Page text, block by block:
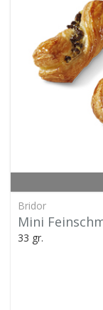
Bridor
Mini
33 gr.